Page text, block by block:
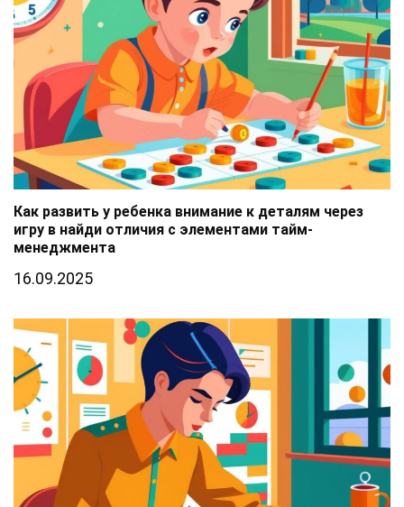
Как развить у ребенка внимание к деталям через
игру в найди отличия с элементами тайм-
менеджмента
16.09.2025